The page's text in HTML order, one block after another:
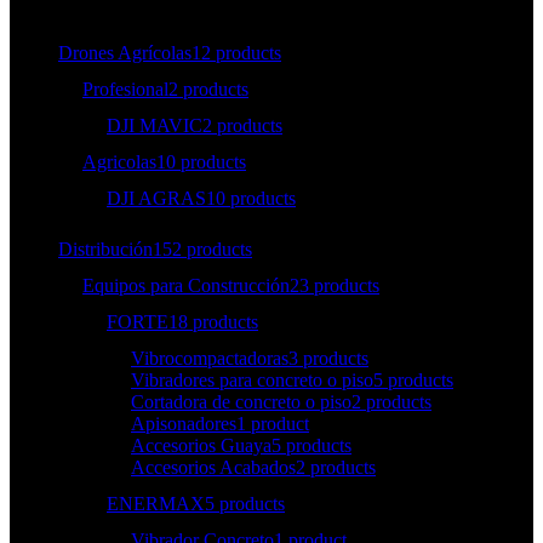
Drones Agrícolas12 products
Profesional2 products
DJI MAVIC2 products
Agricolas10 products
DJI AGRAS10 products
Distribución152 products
Equipos para Construcción23 products
FORTE18 products
Vibrocompactadoras3 products
Vibradores para concreto o piso5 products
Cortadora de concreto o piso2 products
Apisonadores1 product
Accesorios Guaya5 products
Accesorios Acabados2 products
ENERMAX5 products